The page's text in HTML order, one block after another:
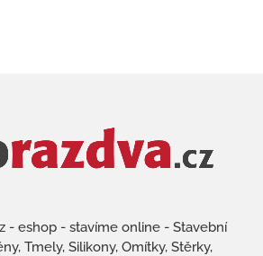
- eshop - stavíme online - Stavební
Tmely, Silikony, Omítky, Stěrky,